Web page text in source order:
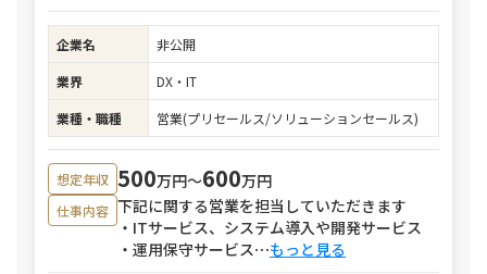
企業名
非公開
業界
DX・IT
業種・職種
営業(プリセールス/ソリューションセールス)
想定年収 500万円〜600万円
仕事内容 下記に関する営業を担当していただきます
・ITサービス、システム導入や開発サービス
・運用保守サービス⋯もっと見る